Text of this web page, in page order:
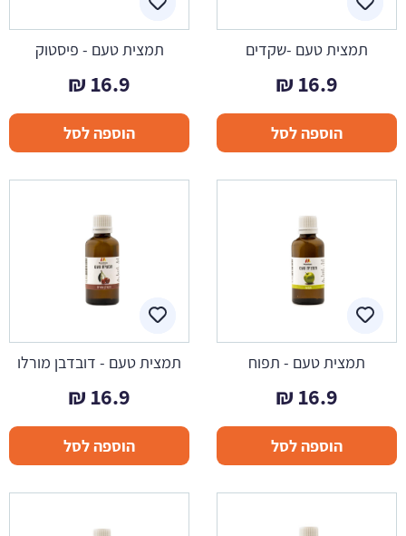
תמצית טעם -שקדים
16.9
₪
הוספה לסל
תמצית טעם - פיסטוק
16.9
₪
הוספה לסל
תמצית טעם - תפוח
16.9
₪
הוספה לסל
תמצית טעם - דובדבן מורלו
16.9
₪
הוספה לסל